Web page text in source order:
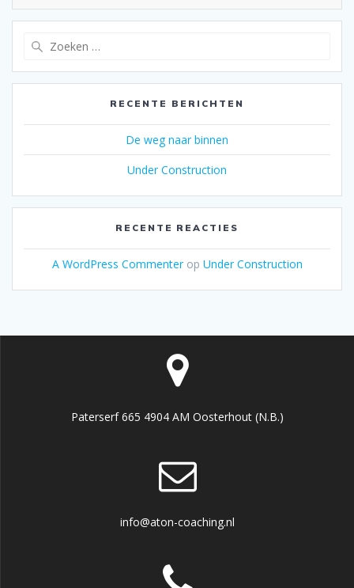
RECENTE BERICHTEN
De weg naar binnen
Under Construction
RECENTE REACTIES
A WordPress Commenterop Under Construction
Paterserf 665 4904 AM Oosterhout (N.B.)
info@aton-coaching.nl